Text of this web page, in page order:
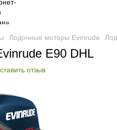
Лодочные моторы Evinrude
E90 DHL
отзыв